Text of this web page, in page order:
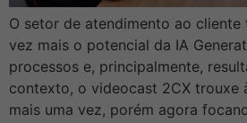
O setor de atendimento ao
vez mais o potencial da IA
processos e, principalmente,
contexto, o videocast 2CX trouxe
mais uma vez, porém agora